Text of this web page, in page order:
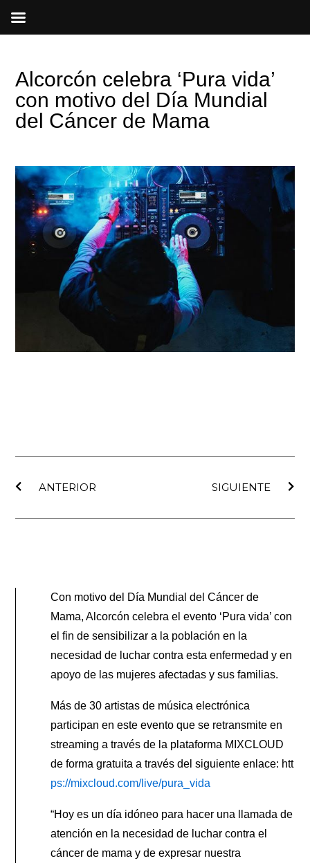
Alcorcón celebra ‘Pura vida’
con motivo del Día Mundial
del Cáncer de Mama
ANTERIOR
SIGUIENTE
Con motivo del Día Mundial del Cáncer de
Mama, Alcorcón celebra el evento ‘Pura vida’ con
el fin de sensibilizar a la población en la
necesidad de luchar contra esta enfermedad y en
apoyo de las mujeres afectadas y sus familias.
Más de 30 artistas de música electrónica
participan en este evento que se retransmite en
streaming a través de la plataforma MIXCLOUD
de forma gratuita a través del siguiente enlace: htt
ps://mixcloud.com/live/pura_vida
“Hoy es un día idóneo para hacer una llamada de
atención en la necesidad de luchar contra el
cáncer de mama y de expresar nuestra